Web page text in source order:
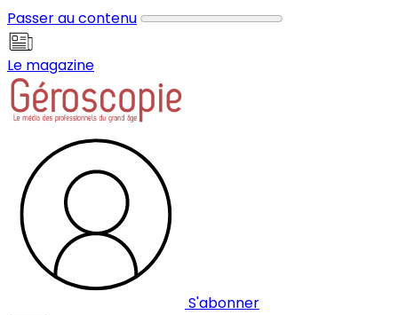
Passer au contenu
Le magazine
S'abonner
Panneau de gestion des cookies